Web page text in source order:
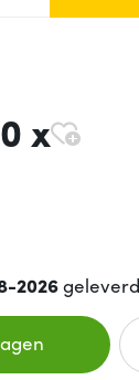
x
2026geleverd